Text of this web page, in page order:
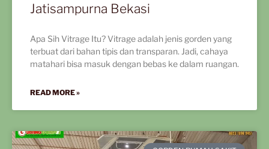
Jatisampurna Bekasi
Apa Sih Vitrage Itu? Vitrage adalah jenis gorden yang
terbuat dari bahan tipis dan transparan. Jadi, cahaya
matahari bisa masuk dengan bebas ke dalam ruangan.
READ MORE »